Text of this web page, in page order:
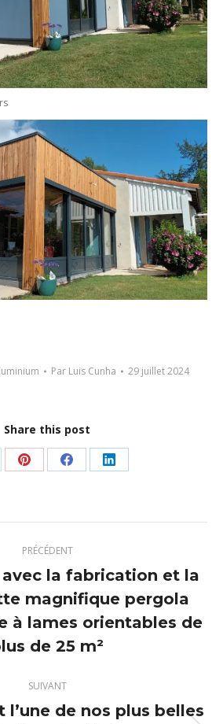
Par Luis Cunha 29 juillet 2024
Share this post
Partager
Pinterest
Partager
Facebook
Partager
LinkedIn
PRÉCÉDENT
Article
précédent
:
avec la fabrication et la
magnifique pergola
à lames orientables de
de 25 m²
SUIVANT
l’une de nos plus belles